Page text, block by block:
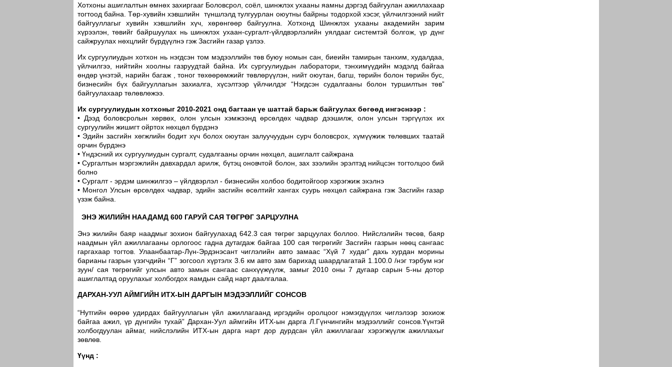
Хотхоны ашиглалтын өмнөх захиргааг Боловсрол, соёл, шинжлэх ухааны яамны дэргэд байгуулан ажиллахаар
тогтоод байна. Төр-хувийн хэвшлийн түншлэлд тулгуурлан оюутны байрны тодорхой хэсэг, үйлчилгээний нийт
байгууллагыг хувийн хэвшлийн хүч, хөрөнгөөр байгуулна. Хотхонд Шинжлэх ухааны академийн зарим
хүрээлэн, төвийг байршуулах нь шинжлэх ухаан-сургалт-үйлдвэрлэлийн уялдааг системтэй болгож, үр дүнг
сайжруулах нөхцлийг бүрдүүлнэ гэж Засгийн газар үзлээ.
Их сургуулиудын хотхон нь нэгдсэн том мэдээллийн төв буюу номын сан, биеийн тамирын танхим, худалдаа,
үйлчилгээ, нийтийн хоолны газруудтай байна. Их сургуулиудын лаборатори, тэнхимүүдийн мэдэлд байгаа
өндөр үнэтэй, нарийн багаж , тоног төхөөрөмжийг төвлөрүүлэн, нийт оюутан, багш, төрийн болон төрийн бус,
бизнесийн бүх байгууллагын захиалга, хүсэлтээр үйлчилдэг “Нэгдсэн судалгааны болон туршилтын төв”
байгуулахаар төлөвлөжээ.
Их сургуулиудын хотхоныг 2010-2021 онд багтаан үе шаттай барьж байгуулах бөгөөд ингэснээр :
• Дээд боловсролын хөрвөх, олон улсын хэмжээнд өрсөлдөх чадвар дээшилж, олон улсын тэргүүлэх их
сургуулийн жишигт ойртох нөхцөл бүрдэнэ
• Эдийн засгийн хөгжлийн бодит хүч болох оюутан залуучуудын сурч боловсрох, хүмүүжиж төлөвших таатай
орчин бүрдэнэ
• Үндэсний их сургуулиудын сургалт, судалгааны орчин нөхцөл, ашиглалт сайжрана
• Сургалтын мэргэжлийн давхардал арилж, бүтэц оновчтой болон, зах зээлийн эрэлтэд нийцсэн тогтолцоо бий
болно
• Сургалт - эрдэм шинжилгээ – үйлдвэрлэл - бизнесийн холбоо бодитойгоор хэрэгжиж эхэлнэ
• Монгол Улсын өрсөлдөх чадвар, эдийн засгийн өсөлтийг хангах суурь нөхцөл сайжрана гэж Засгийн газар
үзэж байна.
ЭНЭ ЖИЛИЙН НААДАМД 600 ГАРУЙ САЯ ТӨГРӨГ ЗАРЦУУЛНА
Энэ жилийн баяр наадмыг зохион байгуулахад 642.3 сая төгрөг зарцуулах боллоо. Нийслэлийн төсөв, баяр
наадмын үйл ажиллагааны орлогоос гадна дутагдаж байгаа 100 сая төгрөгийг Засгийн газрын нөөц сангаас
гаргахаар тогтов. Улаанбаатар-Лүн-Эрдэнэсант чиглэлийн авто замаас “Хүй 7 худаг” дахь хурдан морины
барианы газрын үзэгчдийн “Г” зогсоол хүртэлх 3.6 км авто зам барихад шаардлагатай 1.100.0 /нэг тэрбум нэг
зуун/ сая төгрөгийг улсын авто замын сангаас санхүүжүүлж, замыг 2010 оны 7 дугаар сарын 5-ны дотор
ашиглалтад оруулахыг холбогдох яамдын сайд нарт даалгалаа.
ДАРХАН-УУЛ АЙМГИЙН ИТХ-ЫН ДАРГЫН МЭДЭЭЛЛИЙГ СОНСОВ
“Нутгийн өөрөө удирдах байгууллагын үйл ажиллагаанд иргэдийн оролцоог нэмэгдүүлэх чиглэлээр зохиож
байгаа ажил, үр дүнгийн тухай” Дархан-Уул аймгийн ИТХ-ын дарга Л.Гүнчингийн мэдээллийг сонсов.Үүнтэй
холбогдуулан аймаг, нийслэлийн ИТХ-ын дарга нарт дор дурдсан үйл ажиллагааг хэрэгжүүлж ажиллахыг
зөвлөв.
Үүнд :